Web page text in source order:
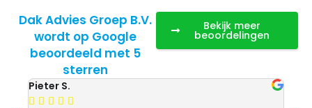
Dak Advies Groep B.V.
wordt op Google
beoordeeld met 5
sterren
Bekijk meer
beoordelingen
Pieter S.
    